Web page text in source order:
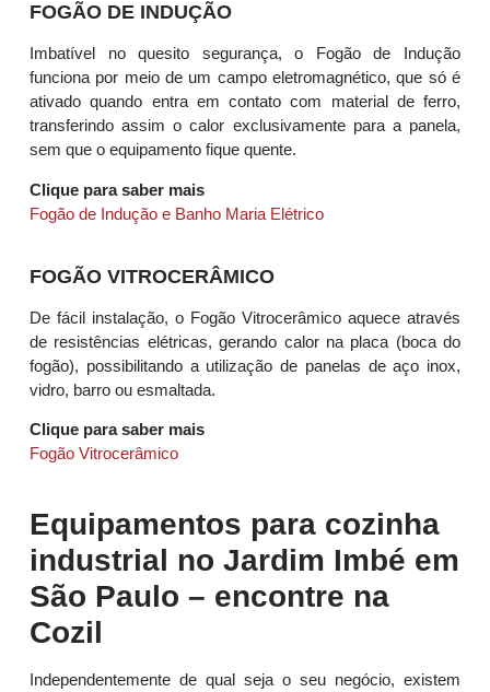
FOGÃO DE INDUÇÃO
Imbatível no quesito segurança, o Fogão de Indução
funciona por meio de um campo eletromagnético, que só é
ativado quando entra em contato com material de ferro,
transferindo assim o calor exclusivamente para a panela,
sem que o equipamento fique quente.
Clique para saber mais
Fogão de Indução e Banho Maria Elétrico
FOGÃO VITROCERÂMICO
De fácil instalação, o Fogão Vitrocerâmico aquece através
de resistências elétricas, gerando calor na placa (boca do
fogão), possibilitando a utilização de panelas de aço inox,
vidro, barro ou esmaltada.
Clique para saber mais
Fogão Vitrocerâmico
Equipamentos para cozinha
industrial no Jardim Imbé em
São Paulo – encontre na
Cozil
Independentemente de qual seja o seu negócio, existem